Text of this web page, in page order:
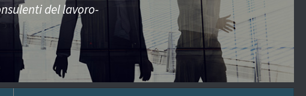
del lavoro-